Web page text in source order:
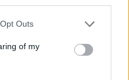
Outs
of my
e quindi
bensì il complesso
possibili sarebbero
quella di
di